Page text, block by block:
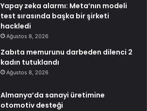
Yapay zeka alarmı: Meta’nın modeli
test sırasında başka bir şirketi
hackledi
Ağustos 8, 2026
Zabıta memurunu darbeden dilenci 2
kadın tutuklandı
Ağustos 8, 2026
Almanya’da sanayi üretimine
otomotiv desteği